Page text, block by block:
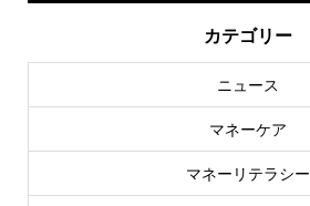
カテゴリー
ニュース
マネーケア
マネーリテラシー